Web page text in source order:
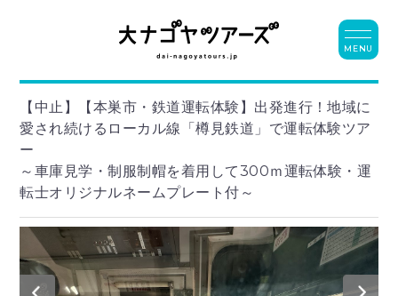
【中止】【本巣市・鉄道運転体験】出発進行！地域に
愛され続けるローカル線「樽見鉄道」で運転体験ツア
ー
～車庫見学・制服制帽を着用して300ｍ運転体験・運
転士オリジナルネームプレート付～
MENU